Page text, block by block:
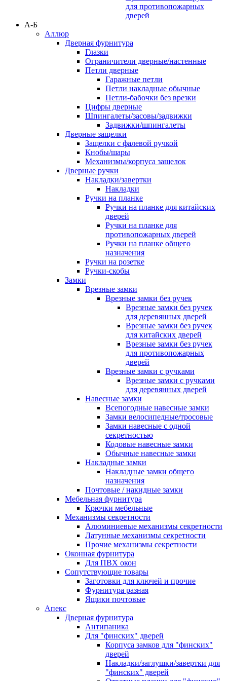
для противопожарных
дверей
А-Б
Аллюр
Дверная фурнитура
Глазки
Ограничители дверные/настенные
Петли дверные
Гаражные петли
Петли накладные обычные
Петли-бабочки без врезки
Цифры дверные
Шпингалеты/засовы/задвижки
Задвижки/шпингалеты
Дверные защелки
Защелки с фалевой ручкой
Кнобы/шары
Механизмы/корпуса защелок
Дверные ручки
Накладки/завертки
Накладки
Ручки на планке
Ручки на планке для китайских
дверей
Ручки на планке для
противопожарных дверей
Ручки на планке общего
назначения
Ручки на розетке
Ручки-скобы
Замки
Врезные замки
Врезные замки без ручек
Врезные замки без ручек
для деревянных дверей
Врезные замки без ручек
для китайских дверей
Врезные замки без ручек
для противопожарных
дверей
Врезные замки с ручками
Врезные замки с ручками
для деревянных дверей
Навесные замки
Всепогодные навесные замки
Замки велосипедные/тросовые
Замки навесные с одной
секретностью
Кодовые навесные замки
Обычные навесные замки
Накладные замки
Накладные замки общего
назначения
Почтовые / накидные замки
Мебельная фурнитура
Крючки мебельные
Механизмы секретности
Алюминиевые механизмы секретности
Латунные механизмы секретности
Прочие механизмы секретности
Оконная фурнитура
Для ПВХ окон
Сопутствующие товары
Заготовки для ключей и прочие
Фурнитура разная
Ящики почтовые
Апекс
Дверная фурнитура
Антипаника
Для "финских" дверей
Корпуса замков для "финских"
дверей
Накладки/заглушки/завертки для
"финских" дверей